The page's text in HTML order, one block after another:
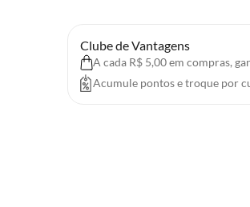
Clube de Vantagens
A cada R$ 5,00 em compras,
Acumule pontos e troque por